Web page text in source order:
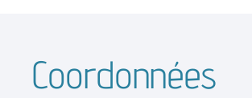
Coordonnées